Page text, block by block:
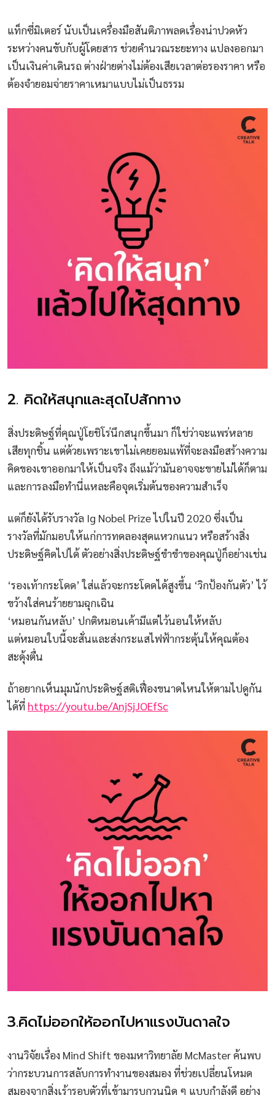
แท็กซี่มิเตอร์ นับเป็นเครื่องมือสันติภาพลดเรื่องน่าปวดหัว
ระหว่างคนขับกับผู้โดยสาร ช่วยคำนวณระยะทาง แปลงออกมา
เป็นเงินค่าเดินรถ ต่างฝ่ายต่างไม่ต้องเสียเวลาต่อรองราคา หรือ
ต้องจำยอมจ่ายราคาเหมาแบบไม่เป็นธรรม
2. คิดให้สนุกและสุดไปสักทาง
สิ่งประดิษฐ์ที่คุณปู่โยชิโร่นึกสนุกขึ้นมา ก็ใช่ว่าจะแพร่หลาย
เสียทุกชิ้น แต่ด้วยเพราะเขาไม่เคยยอมแพ้ที่จะลงมือสร้างความ
คิดของเขาออกมาให้เป็นจริง ถึงแม้ว่ามันอาจจะขายไม่ได้ก็ตาม
และการลงมือทำนี่แหละคือจุดเริ่มต้นของความสำเร็จ
แต่ก็ยังได้รับรางวัล Ig Nobel Prize ไปในปี 2020 ซึ่งเป็น
รางวัลที่มักมอบให้แก่การทดลองสุดแหวกแนว หรือสร้างสิ่ง
ประดิษฐ์คิดไปได้ ตัวอย่างสิ่งประดิษฐ์ขำขำของคุณปู่ก็อย่างเช่น
‘รองเท้ากระโดด’ ใส่แล้วจะกระโดดได้สูงขึ้น ‘วิกป้องกันตัว’ ไว้
ขว้างใส่คนร้ายยามฉุกเฉิน
‘หมอนกันหลับ’ ปกติหมอนเค้ามีแต่ไว้นอนให้หลับ
แต่หมอนใบนี้จะสั่นและส่งกระแสไฟฟ้ากระตุ้นให้คุณต้อง
สะดุ้งตื่น
ถ้าอยากเห็นมุมนักประดิษฐ์สติเฟื่องขนาดไหนให้ตามไปดูกัน
ได้ที่ https://youtu.be/AnjSjJOEfSc
3.คิดไม่ออกให้ออกไปหาแรงบันดาลใจ
งานวิจัยเรื่อง Mind Shift ของมหาวิทยาลัย McMaster ค้นพบ
ว่ากระบวนการสลับการทำงานของสมอง ที่ช่วยเปลี่ยนโหมด
สมองจากสิ่งเร้ารอบตัวที่เข้ามารบกวนนิด ๆ แบบกำลังดี อย่าง